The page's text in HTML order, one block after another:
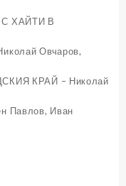
ХАЙТИ В
Овчаров,
КРАЙ – Николай
Павлов, Иван